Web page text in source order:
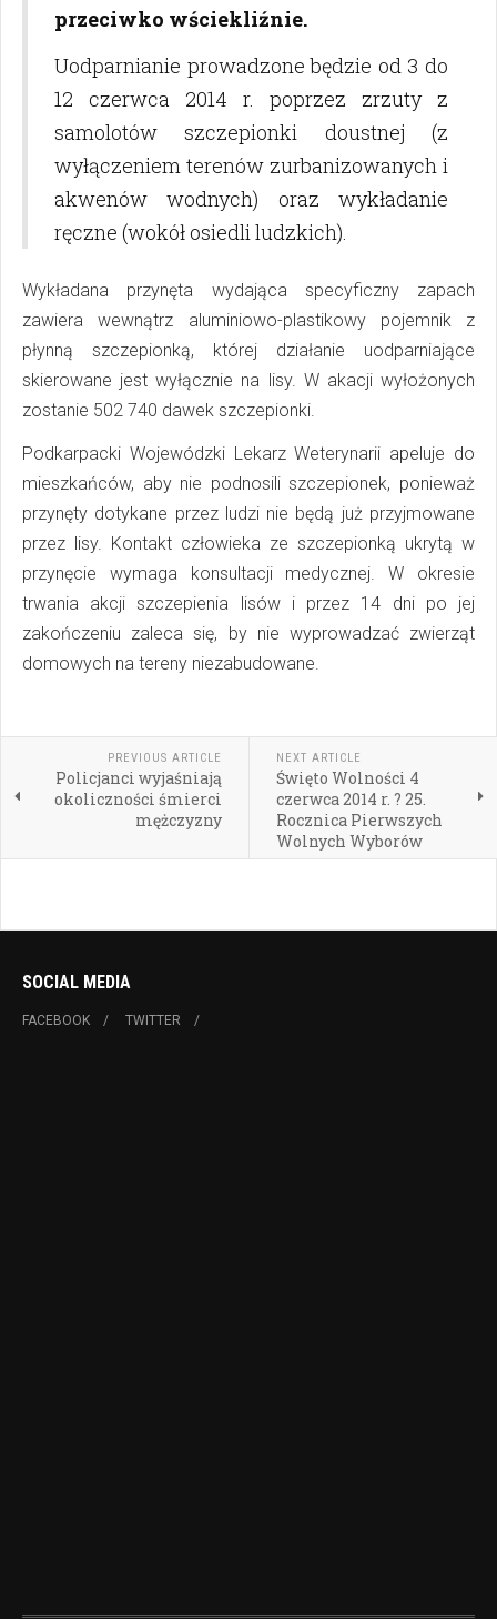
przeciwko wściekliźnie.
Uodparnianie prowadzone będzie od 3 do
12 czerwca 2014 r. poprzez zrzuty z
samolotów szczepionki doustnej (z
wyłączeniem terenów zurbanizowanych i
akwenów wodnych) oraz wykładanie
ręczne (wokół osiedli ludzkich).
Wykładana przynęta wydająca specyficzny zapach
zawiera wewnątrz aluminiowo-plastikowy pojemnik z
płynną szczepionką, której działanie uodparniające
skierowane jest wyłącznie na lisy. W akacji wyłożonych
zostanie 502 740 dawek szczepionki.
Podkarpacki Wojewódzki Lekarz Weterynarii apeluje do
mieszkańców, aby nie podnosili szczepionek, ponieważ
przynęty dotykane przez ludzi nie będą już przyjmowane
przez lisy. Kontakt człowieka ze szczepionką ukrytą w
przynęcie wymaga konsultacji medycznej. W okresie
trwania akcji szczepienia lisów i przez 14 dni po jej
zakończeniu zaleca się, by nie wyprowadzać zwierząt
domowych na tereny niezabudowane.
PREVIOUS ARTICLE
Policjanci wyjaśniają
okoliczności śmierci
mężczyzny
NEXT ARTICLE
Święto Wolności 4
czerwca 2014 r. ? 25.
Rocznica Pierwszych
Wolnych Wyborów
SOCIAL MEDIA
FACEBOOK TWITTER